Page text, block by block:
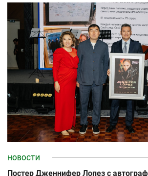
НОВОСТИ
Постер Дженнифер Лопез с